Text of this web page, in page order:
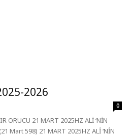
2026
0
ORUCU 21 MART 2025HZ ALİ ‘NİN
Mart 598) 21 MART 2025HZ ALİ ‘NİN